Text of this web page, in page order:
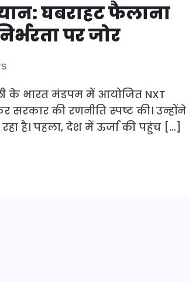
घबराहट फैलाना
पर जोर
के भारत मंडपम में आयोजित NXT
की रणनीति स्पष्ट की। उन्होंने
है। पहला, देश में ऊर्जा की पहुंच […]